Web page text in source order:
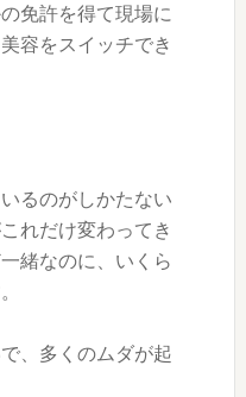
免許を得て現場に
容をスイッチでき
るのがしかたない
れだけ変わってき
緒なのに、いくら
、多くのムダが起